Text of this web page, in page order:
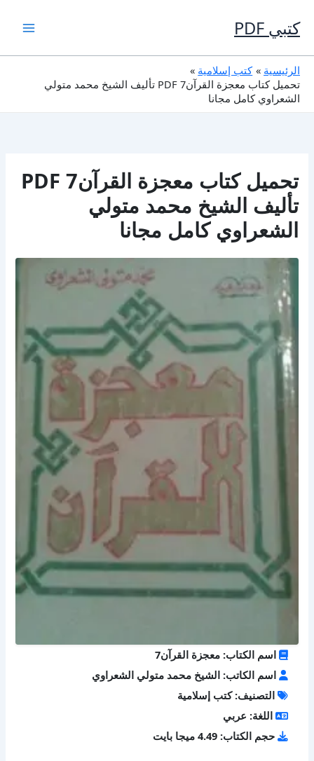
إلى
المحتوى
كتبي PDF
الرئيسية
كتب إسلامية
تحميل كتاب معجزة القرآن7 PDF تأليف الشيخ محمد متولي
الشعراوي كامل مجانا
تحميل كتاب معجزة القرآن7 PDF
تأليف الشيخ محمد متولي
الشعراوي كامل مجانا
اسم الكتاب: معجزة القرآن7
اسم الكاتب: الشيخ محمد متولي الشعراوي
التصنيف: كتب إسلامية
اللغة: عربي
حجم الكتاب: 4.49 ميجا بايت